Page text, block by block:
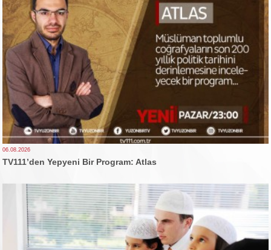
06.08.2026
TV111’den Yepyeni Bir Program: Atlas